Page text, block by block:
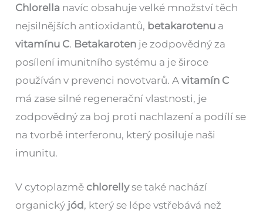
Chlorella navíc obsahuje velké množství těch
nejsilnějších antioxidantů, betakarotenu a
vitamínu C. Betakaroten je zodpovědný za
posílení imunitního systému a je široce
používán v prevenci novotvarů. Avitamín C
má zase silné regenerační vlastnosti, je
zodpovědný za boj proti nachlazení a podílí se
na tvorbě interferonu, který posiluje naši
imunitu.
V cytoplazmě chlorellyse také nachází
organický jód , který se lépe vstřebává než